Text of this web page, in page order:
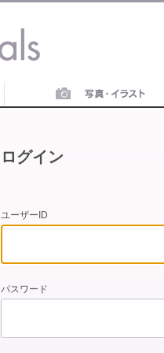
ログイン
ユーザーID
パスワード